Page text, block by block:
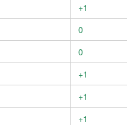
+1
0
0
+1
+1
+1